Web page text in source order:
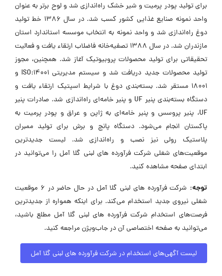
برای تولید پودر پرمیت و شیر خشک راه‌اندازی شد و لوح برتر به عنوان
واحد نمونه صنایع غذایی کشور کسب شد. در سال 1386 خط تولید
دوغ راه‌اندازی شد و واحد نمونه به انتخاب موسسه استاندارد استان
مازندران شد. در سال 1388 تصفیه‌خانه فاضلاب ارتقاء یافت و فعالیت
تحقیقاتی برای تولید محصولات پروبیوتیک آغاز شد. همچنین، مجوز
تولید محصولات جدید دریافت شد و سیستم مدیریتی ISO:14001 و
18001 مستقر شد. بسته‌بندی دوغ با شرایط اسپتیک ارتقاء یافت و
دستگاه بسته‌بندی پنیر UF و پنیر خامه‌ای راه‌اندازی شد. صادرات پنیر
UF، پنیر پروسس و پنیر خامه‌ای به ژاپن و عراق و پودر پرمیت به
پاکستان انجام می‌شود. دستگاه پانچ و برش برای تولید ممبران
پلاستیک رولی نیز نصب و راه‌اندازی شد. لیست جدیدترین
موقعیت‌های شغلی شرکت فرآورده های لبنی گلا آمل را می‌توانید در
ابتدای صفحه مشاهده کنید.
توجه:
شرکت فرآورده های لبنی گلا آمل در حال حاضر در ۶ موقعیت
شغلی نیروی جدید استخدام می‌کند. برای اینکه همواره از جدیدترین
فرصت‌های استخدام شرکت فرآورده های لبنی گلا آمل مطلع باشید،
می‌توانید به صفحه اختصاصی آن در جاب‌ویژن مراجعه کنید.
لیست آگهی‌های استخدام در شرکت فرآورده های لبنی گلا آمل